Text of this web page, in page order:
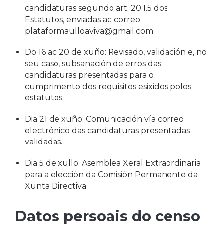
candidaturas segundo art. 20.1.5 dos
Estatutos, enviadas ao correo
plataformaulloaviva@gmail.com
Do 16 ao 20 de xuño: Revisado, validación e, no
seu caso, subsanación de erros das
candidaturas presentadas para o
cumprimento dos requisitos esixidos polos
estatutos.
Dia 21 de xuño: Comunicación vía correo
electrónico das candidaturas presentadas
validadas.
Dia 5 de xullo: Asemblea Xeral Extraordinaria
para a elección da Comisión Permanente da
Xunta Directiva.
Datos persoais do censo